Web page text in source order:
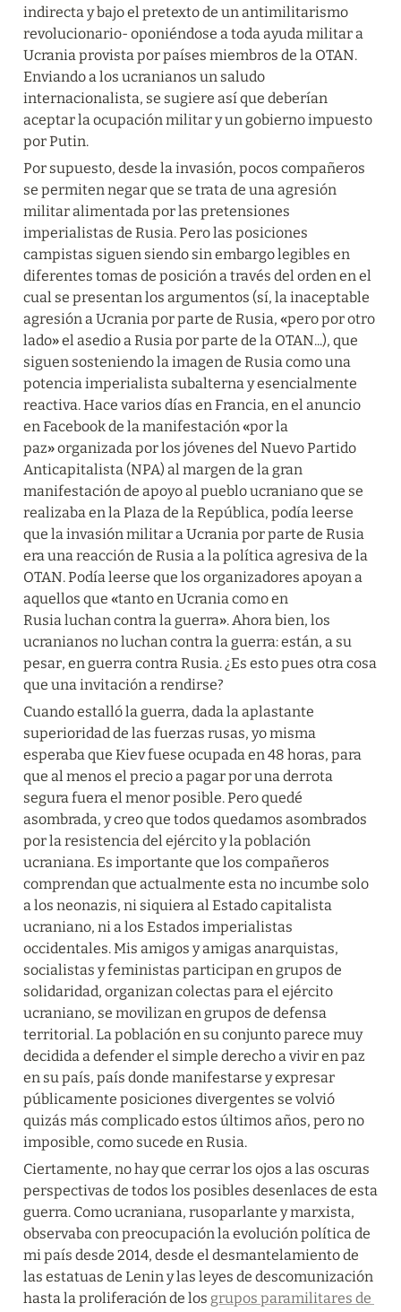
indirecta y bajo el pretexto de un antimilitarismo
revolucionario- oponiéndose a toda ayuda militar a
Ucrania provista por países miembros de la OTAN.
Enviando a los ucranianos un saludo
internacionalista, se sugiere así que deberían
aceptar la ocupación militar y un gobierno impuesto
por Putin.
Por supuesto, desde la invasión, pocos compañeros
se permiten negar que se trata de una agresión
militar alimentada por las pretensiones
imperialistas de Rusia. Pero las posiciones
campistas siguen siendo sin embargo legibles en
diferentes tomas de posición a través del orden en el
cual se presentan los argumentos (sí, la inaceptable
agresión a Ucrania por parte de Rusia, «pero por otro
lado» el asedio a Rusia por parte de la OTAN...), que
siguen sosteniendo la imagen de Rusia como una
potencia imperialista subalterna y esencialmente
reactiva. Hace varios días en Francia, en el anuncio
en Facebook de la manifestación «por la
paz» organizada por los jóvenes del Nuevo Partido
Anticapitalista (NPA) al margen de la gran
manifestación de apoyo al pueblo ucraniano que se
realizaba en la Plaza de la República, podía leerse
que la invasión militar a Ucrania por parte de Rusia
era una reacción de Rusia a la política agresiva de la
OTAN. Podía leerse que los organizadores apoyan a
aquellos que «tanto en Ucrania como en
Rusialuchan contra la guerra». Ahora bien, los
ucranianos no luchan contra la guerra: están, a su
pesar, en guerra contra Rusia. ¿Es esto pues otra cosa
que una invitación a rendirse?
Cuando estalló la guerra, dada la aplastante
superioridad de las fuerzas rusas, yo misma
esperaba que Kiev fuese ocupada en 48 horas, para
que al menos el precio a pagar por una derrota
segura fuera el menor posible. Pero quedé
asombrada, y creo que todos quedamos asombrados
por la resistencia del ejército y la población
ucraniana. Es importante que los compañeros
comprendan que actualmente esta no incumbe solo
a los neonazis, ni siquiera al Estado capitalista
ucraniano, ni a los Estados imperialistas
occidentales. Mis amigos y amigas anarquistas,
socialistas y feministas participan en grupos de
solidaridad, organizan colectas para el ejército
ucraniano, se movilizan en grupos de defensa
territorial. La población en su conjunto parece muy
decidida a defender el simple derecho a vivir en paz
en su país, país donde manifestarse y expresar
públicamente posiciones divergentes se volvió
quizás más complicado estos últimos años, pero no
imposible, como sucede en Rusia.
Ciertamente, no hay que cerrar los ojos a las oscuras
perspectivas de todos los posibles desenlaces de esta
guerra. Como ucraniana, rusoparlante y marxista,
observaba con preocupación la evolución política de
mi país desde 2014, desde el desmantelamiento de
las estatuas de Lenin y las leyes de descomunización
hasta la proliferación de los grupos paramilitares de